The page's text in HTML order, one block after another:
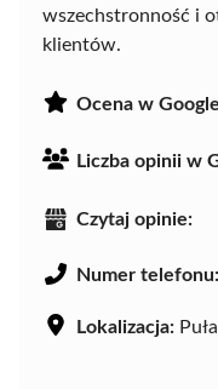
wszechstronność i
klientów.
Ocena w
Liczba opinii w
Czytaj opinie:
Numer telefonu:
Lokalizacja: